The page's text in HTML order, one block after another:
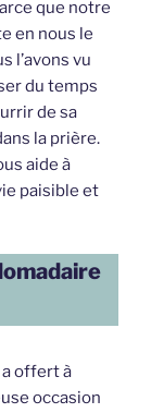
que notre
en nous le
l’avons vu
du temps
de sa
la prière.
aide à
paisible et
a offert à
occasion